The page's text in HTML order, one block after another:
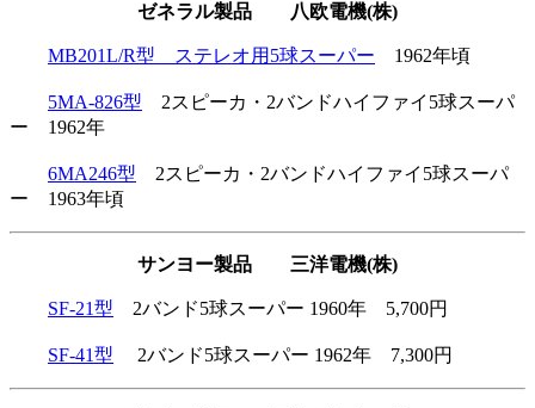
ゼネラル製品 八欧電機(株)
MB201L/R型 ステレオ用5球スーパー 1962年頃
5MA-826型 2スピーカ・2バンドハイファイ5球スーパ
ー 1962年
6MA246型 2スピーカ・2バンドハイファイ5球スーパ
ー 1963年頃
サンヨー製品 三洋電機(株)
SF-21型 2バンド5球スーパー 1960年 5,700円
SF-41型 2バンド5球スーパー 1962年 7,300円